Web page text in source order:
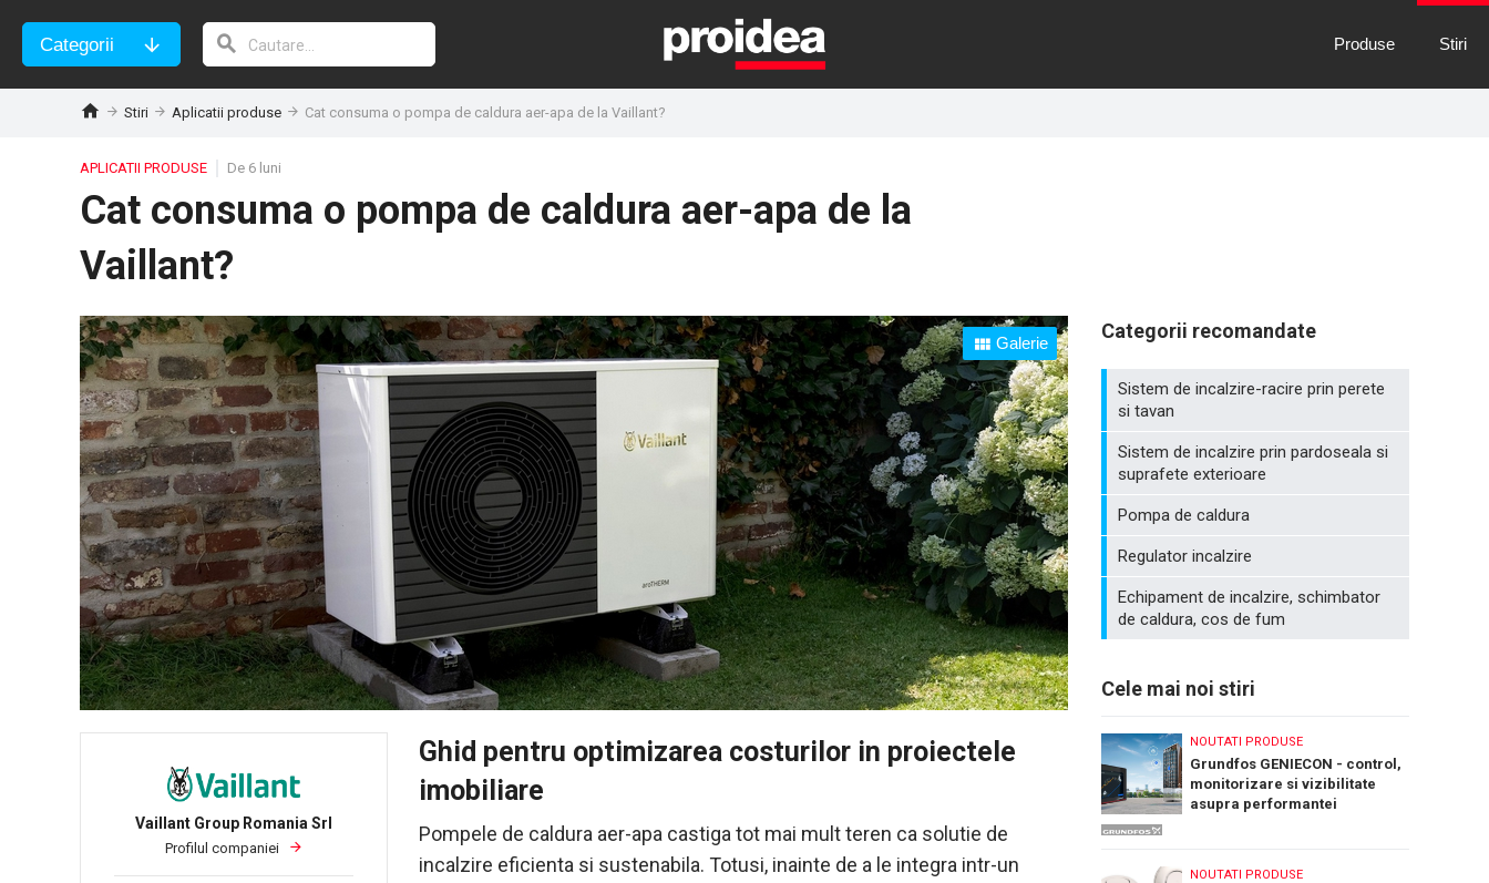
Categorii Produse Stiri
Stiri Aplicatii produse Cat consuma o pompa de caldura aer-apa de la Vaillant?
APLICATII PRODUSE De 6 luni
Cat consuma o pompa de caldura aer-apa de la
Vaillant?
Galerie
Vaillant Group Romania Srl
Profilul companiei
Ghid pentru optimizarea costurilor in proiectele
imobiliare
Pompele de caldura aer-apa castiga tot mai mult teren ca solutie de
incalzire eficienta si sustenabila. Totusi, inainte de a le integra intr-un
Categorii recomandate
Sistem de incalzire-racire prin perete
si tavan
Sistem de incalzire prin pardoseala si
suprafete exterioare
Pompa de caldura
Regulator incalzire
Echipament de incalzire, schimbator
de caldura, cos de fum
Cele mai noi stiri
NOUTATI PRODUSE
Grundfos GENIECON - control,
monitorizare si vizibilitate
asupra performantei
NOUTATI PRODUSE